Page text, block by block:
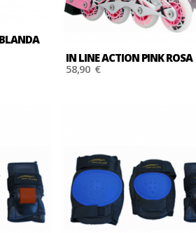
IN LINE ACTION PINK ROSA
58,90 €